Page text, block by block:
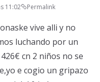
11:02 Permalink
vive alli y no
luchando por un
cn 2 niños no se
e cogio un gripazo